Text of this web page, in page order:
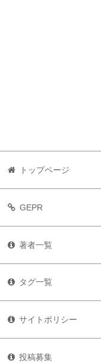
トップページ
GEPR
著者一覧
タグ一覧
サイトポリシー
投稿募集